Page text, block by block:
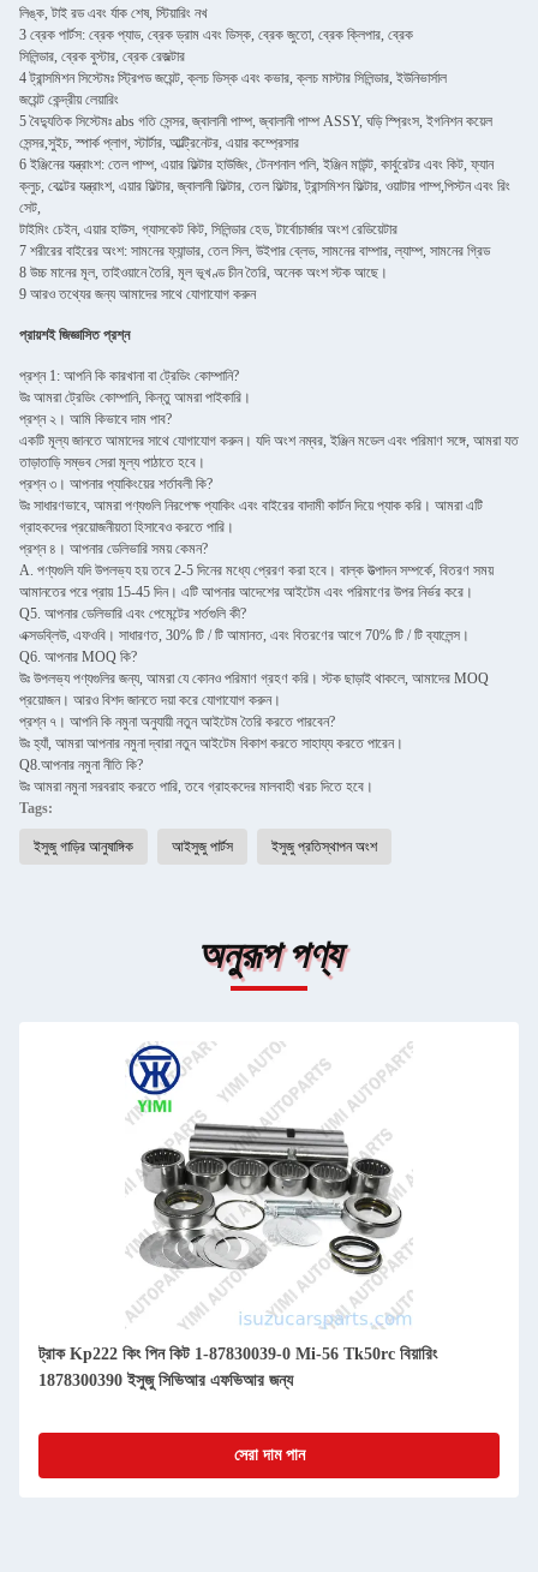
লিঙ্ক, টাই রড এবং র্যাক শেষ, স্টিয়ারিং নখ
3 ব্রেক পার্টস: ব্রেক প্যাড, ব্রেক ড্রাম এবং ডিস্ক, ব্রেক জুতো, ব্রেক ক্লিপার, ব্রেক
সিলিন্ডার, ব্রেক বুস্টার, ব্রেক রেজল্টার
4 ট্রান্সমিশন সিস্টেমঃ স্ট্রিপড জয়েন্ট, ক্লচ ডিস্ক এবং কভার, ক্লচ মাস্টার সিলিন্ডার, ইউনিভার্সাল
জয়েন্ট কেন্দ্রীয় লেয়ারিং
5 বৈদ্যুতিক সিস্টেমঃ abs গতি সেন্সর, জ্বালানী পাম্প, জ্বালানী পাম্প ASSY, ঘড়ি স্প্রিংস, ইগনিশন কয়েল
সেন্সর,সুইচ, স্পার্ক প্লাগ, স্টার্টার, আল্ট্রিনেটর, এয়ার কম্প্রেসার
6 ইঞ্জিনের যন্ত্রাংশ: তেল পাম্প, এয়ার ফিল্টার হাউজিং, টেনশনাল পলি, ইঞ্জিন মাউন্ট, কার্বুরেটর এবং কিট, ফ্যান
ক্লুচ, বেল্টের যন্ত্রাংশ, এয়ার ফিল্টার, জ্বালানী ফিল্টার, তেল ফিল্টার, ট্রান্সমিশন ফিল্টার, ওয়াটার পাম্প,পিস্টন এবং রিং
সেট,
টাইমিং চেইন, এয়ার হাউস, গ্যাসকেট কিট, সিলিন্ডার হেড, টার্বোচার্জার অংশ রেডিয়েটার
7 শরীরের বাইরের অংশ: সামনের ফ্যান্ডার, তেল সিল, উইপার ব্লেড, সামনের বাম্পার, ল্যাম্প, সামনের গ্রিড
8 উচ্চ মানের মূল, তাইওয়ানে তৈরি, মূল ভূখণ্ড চীন তৈরি, অনেক অংশ স্টক আছে।
9 আরও তথ্যের জন্য আমাদের সাথে যোগাযোগ করুন
প্রায়শই জিজ্ঞাসিত প্রশ্ন
প্রশ্ন 1: আপনি কি কারখানা বা ট্রেডিং কোম্পানি?
উঃ আমরা ট্রেডিং কোম্পানি, কিন্তু আমরা পাইকারি।
প্রশ্ন ২। আমি কিভাবে দাম পাব?
একটি মূল্য জানতে আমাদের সাথে যোগাযোগ করুন। যদি অংশ নম্বর, ইঞ্জিন মডেল এবং পরিমাণ সঙ্গে, আমরা যত
তাড়াতাড়ি সম্ভব সেরা মূল্য পাঠাতে হবে।
প্রশ্ন ৩। আপনার প্যাকিংয়ের শর্তাবলী কি?
উঃ সাধারণভাবে, আমরা পণ্যগুলি নিরপেক্ষ প্যাকিং এবং বাইরের বাদামী কার্টন দিয়ে প্যাক করি। আমরা এটি
গ্রাহকদের প্রয়োজনীয়তা হিসাবেও করতে পারি।
প্রশ্ন ৪। আপনার ডেলিভারি সময় কেমন?
A. পণ্যগুলি যদি উপলভ্য হয় তবে 2-5 দিনের মধ্যে প্রেরণ করা হবে। বাল্ক উত্পাদন সম্পর্কে, বিতরণ সময়
আমানতের পরে প্রায় 15-45 দিন। এটি আপনার আদেশের আইটেম এবং পরিমাণের উপর নির্ভর করে।
Q5. আপনার ডেলিভারি এবং পেমেন্টের শর্তগুলি কী?
এক্সডব্লিউ, এফওবি। সাধারণত, 30% টি / টি আমানত, এবং বিতরণের আগে 70% টি / টি ব্যালেন্স।
Q6. আপনার MOQ কি?
উঃ উপলভ্য পণ্যগুলির জন্য, আমরা যে কোনও পরিমাণ গ্রহণ করি। স্টক ছাড়াই থাকলে, আমাদের MOQ
প্রয়োজন। আরও বিশদ জানতে দয়া করে যোগাযোগ করুন।
প্রশ্ন ৭। আপনি কি নমুনা অনুযায়ী নতুন আইটেম তৈরি করতে পারবেন?
উঃ হ্যাঁ, আমরা আপনার নমুনা দ্বারা নতুন আইটেম বিকাশ করতে সাহায্য করতে পারেন।
Q8.আপনার নমুনা নীতি কি?
উঃ আমরা নমুনা সরবরাহ করতে পারি, তবে গ্রাহকদের মালবাহী খরচ দিতে হবে।
Tags:
ইসুজু গাড়ির আনুষাঙ্গিক আইসুজু পার্টস ইসুজু প্রতিস্থাপন অংশ
অনুরূপ পণ্য
ট্রাক Kp222 কিং পিন কিট 1-87830039-0 Mi-56 Tk50rc বিয়ারিং
1878300390 ইসুজু সিভিআর এফভিআর জন্য
সেরা দাম পান